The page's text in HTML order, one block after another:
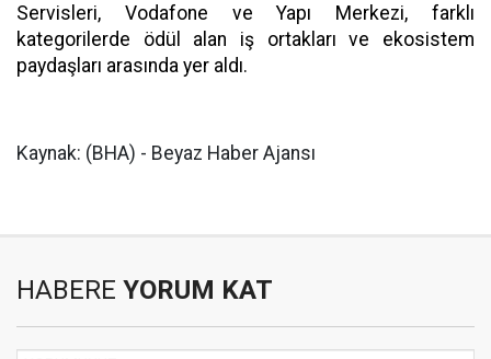
Servisleri, Vodafone ve Yapı Merkezi, farklı
kategorilerde ödül alan iş ortakları ve ekosistem
paydaşları arasında yer aldı.
Kaynak: (BHA) - Beyaz Haber Ajansı
HABERE YORUM KAT